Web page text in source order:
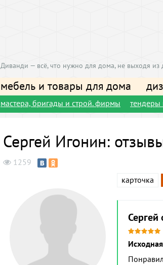
Диванди — всё, что нужно для дома, не выходя из
мебель и товары для дома
мастера, бригады и строй. фирмы тендеры
Сергей Игонин:
1259
карточка
Сергей